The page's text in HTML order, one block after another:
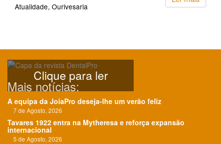
Atualidade Ourivesaria
Clique para ler
Mais notícias:
A equipa da JoiaPro deseja-lhe um verão feliz
7 de Agosto, 2026
Tavares 1922 entra na Mytheresa e reforça expansão
internacional
5 de Agosto, 2026